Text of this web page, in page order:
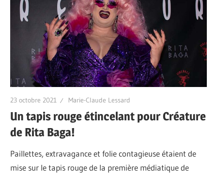
23 octobre 2021 Marie-Claude Lessard
Un tapis rouge étincelant pour Créature
de Rita Baga!
Paillettes, extravagance et folie contagieuse étaient de
mise sur le tapis rouge de la première médiatique de